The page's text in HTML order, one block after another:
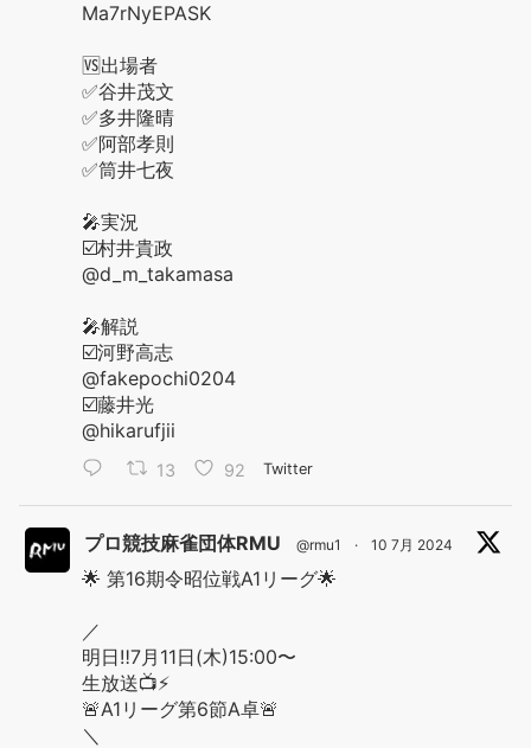
Ma7rNyEPASK
🆚出場者
✅谷井茂文
✅多井隆晴
✅阿部孝則
✅筒井七夜
🎤実況
☑️村井貴政
@d_m_takamasa
🎤解説
☑️河野高志
@fakepochi0204
☑️藤井光
@hikarufjii
13 92 Twitter
プロ競技麻雀団体RMU @rmu1 · 10 7月 2024
🌟 第16期令昭位戦A1リーグ🌟
／
明日‼️7月11日(木)15:00〜
生放送📺⚡️
🚨A1リーグ第6節A卓🚨
＼